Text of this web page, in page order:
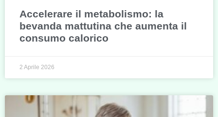
Accelerare il metabolismo: la
bevanda mattutina che aumenta il
consumo calorico
2 Aprile 2026